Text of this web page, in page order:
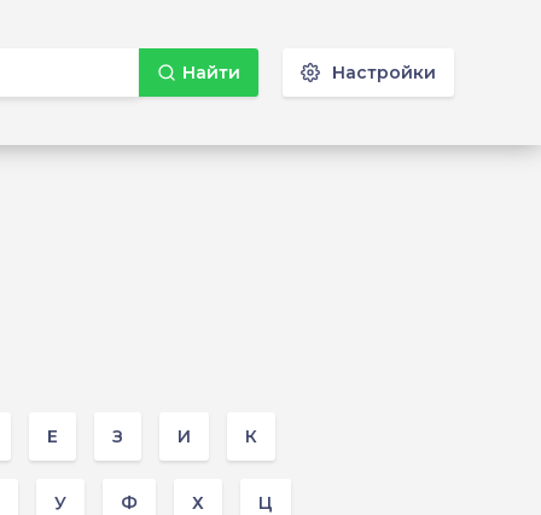
Е З И К
У Ф Х Ц
Найти Настройки